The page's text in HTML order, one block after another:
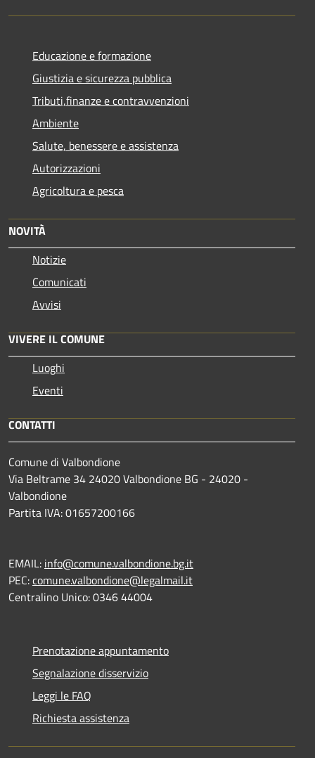
Educazione e formazione
Giustizia e sicurezza pubblica
Tributi,finanze e contravvenzioni
Ambiente
Salute, benessere e assistenza
Autorizzazioni
Agricoltura e pesca
NOVITÀ
Notizie
Comunicati
Avvisi
VIVERE IL COMUNE
Luoghi
Eventi
CONTATTI
Comune di Valbondione
Via Beltrame 34 24020 Valbondione BG - 24020 -
Valbondione
Partita IVA: 01657200166
EMAIL: info@comune.valbondione.bg.it
PEC:comune.valbondione@legalmail.it
Centralino Unico: 0346 44004
Prenotazione appuntamento
Segnalazione disservizio
Leggi le FAQ
Richiesta assistenza